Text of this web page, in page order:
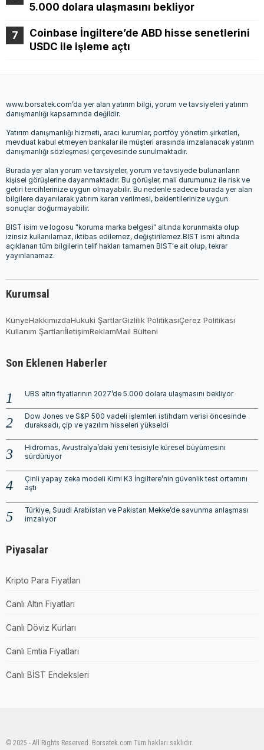
5.000 dolara ulaşmasını bekliyor
Coinbase İngiltere’de ABD hisse senetlerini
USDC ile işleme açtı
www.borsatek.com’da yer alan yatırım bilgi, yorum ve tavsiyeleri yatırım
danışmanlığı kapsamında değildir.
Yatırım danışmanlığı hizmeti, aracı kurumlar, portföy yönetim şirketleri,
mevduat kabul etmeyen bankalar ile müşteri arasında imzalanacak yatırım
danışmanlığı sözleşmesi çerçevesinde sunulmaktadır.
Burada yer alan yorum ve tavsiyeler, yorum ve tavsiyede bulunanların
kişisel görüşlerine dayanmaktadır. Bu görüşler, mali durumunuz ile risk ve
getiri tercihlerinize uygun olmayabilir. Bu nedenle sadece burada yer alan
bilgilere dayanılarak yatırım kararı verilmesi, beklentilerinize uygun
sonuçlar doğurmayabilir.
BIST isim ve logosu "koruma marka belgesi" altında korunmakta olup
izinsiz kullanılamaz, iktibas edilemez, değiştirilemez.BIST ismi altında
açıklanan tüm bilgilerin telif hakları tamamen BIST'e ait olup, tekrar
yayınlanamaz.
Kurumsal
KünyeHakkımızdaHukuki ŞartlarGizlilik PolitikasıÇerez Politikası
Kullanım ŞartlarıİletişimReklamMail Bülteni
Son Eklenen Haberler
UBS altın fiyatlarının 2027’de 5.000 dolara ulaşmasını bekliyor
Dow Jones ve S&P 500 vadeli işlemleri istihdam verisi öncesinde
duraksadı, çip ve yazılım hisseleri yükseldi
Hidromas, Avustralya’daki yeni tesisiyle küresel büyümesini
sürdürüyor
Çinli yapay zeka modeli Kimi K3 İngiltere’nin güvenlik test ortamını
aştı
Türkiye, Suudi Arabistan ve Pakistan Mekke’de savunma anlaşması
imzalıyor
Piyasalar
Kripto Para Fiyatları
Canlı Altın Fiyatları
Canlı Döviz Kurları
Canlı Emtia Fiyatları
Canlı BİST Endeksleri
© 2025 - All Rights Reserved. Borsatek.com Tüm hakları saklıdır.